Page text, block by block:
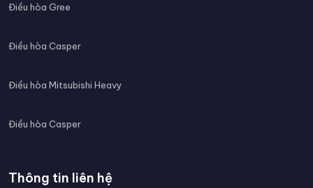
Điều hòa Gree
Điều hòa Casper
Điều hòa Mitsubishi Heavy
Điều hòa Casper
Thông tin liên hệ